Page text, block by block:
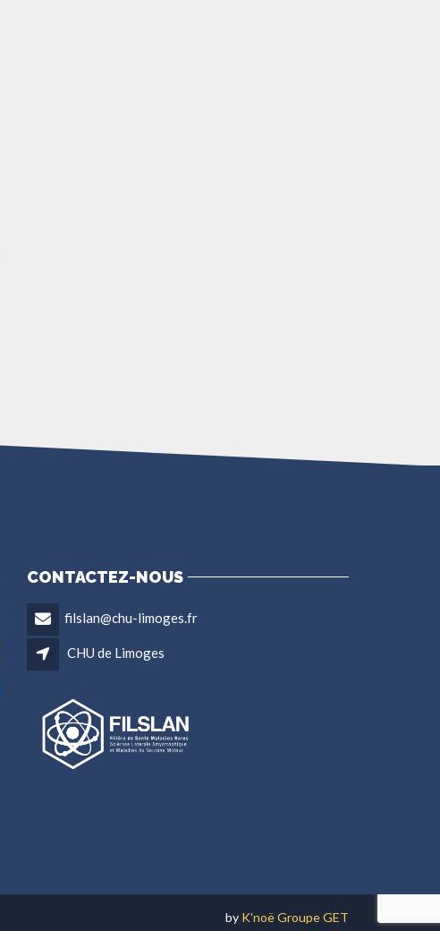
CONTACTEZ-NOUS
filslan@chu-limoges.fr
CHU de Limoges
by K'noë Groupe GET